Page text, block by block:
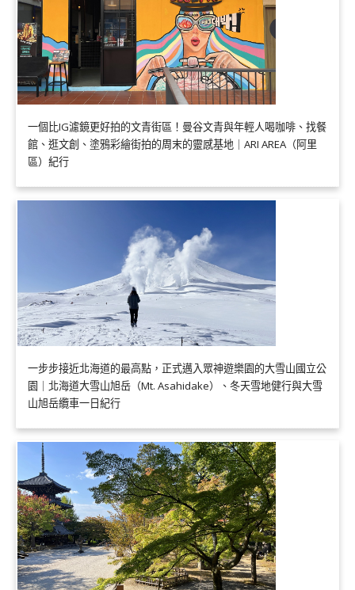
一個比IG濾鏡更好拍的文青街區！曼谷文青與年輕人喝咖啡、找餐
館、逛文創、塗鴉彩繪街拍的周末的靈感基地｜ARI AREA（阿里
區）紀行
一步步接近北海道的最高點，正式邁入眾神遊樂園的大雪山國立公
園｜北海道大雪山旭岳（Mt. Asahidake）、冬天雪地健行與大雪
山旭岳纜車一日紀行